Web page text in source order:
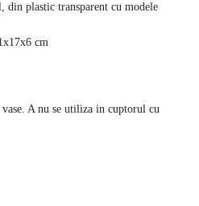
plastic transparent cu modele
cm
A nu se utiliza in cuptorul cu